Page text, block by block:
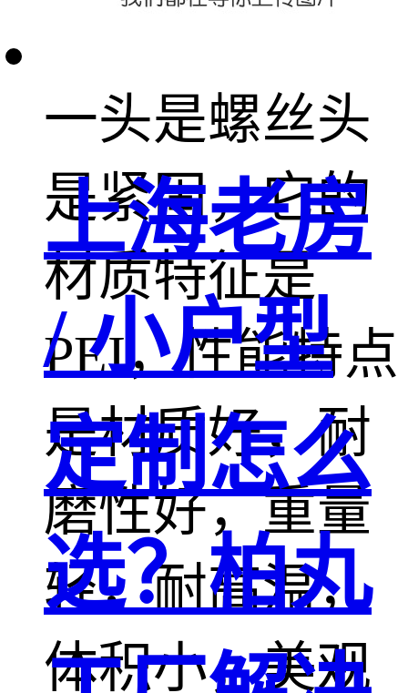
一头是螺丝头
是紧固，它的
材质特征是
PEI，性能特点
是材质好，耐
磨性好，重量
轻，耐高温，
体积小，美观
上海老房
/ 小户型
定制怎么
选？柏丸